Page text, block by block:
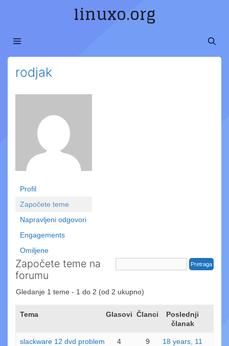
linuxo.org
MENI
rodjak
Profil
Započete teme
Napravljeni odgovori
Engagements
Omiljene
Započete teme na
forumu
Gledanje 1 teme - 1 do 2 (od 2 ukupno)
Tema Glasovi Članci
Poslednji
članak
slackware 12 dvd problem 4 9
18 years, 11